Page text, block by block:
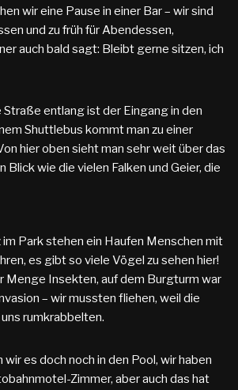
wir eine Pause in einer Bar – wir sind
und zu früh für Abendessen,
auch bald sagt: Bleibt gerne sitzen, ich
Straße entlang ist der Eingang in den
Shuttlebus kommt man zu einer
hier oben sieht man sehr weit über das
Blick wie die vielen Falken und Geier, die
Park stehen ein Haufen Menschen mit
es gibt so viele Vögel zu sehen hier!
Menge Insekten, auf dem Burgturm war
– wir mussten fliehen, weil die
rumkrabbelten.
es doch noch in den Pool, wir haben
Zimmer, aber auch das hat